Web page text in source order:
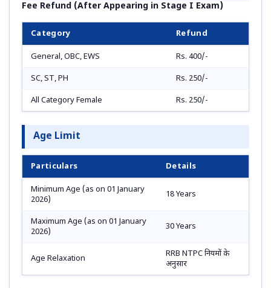
Fee Refund (After Appearing in Stage I Exam)
Category Refund
General, OBC, EWS Rs. 400/-
SC, ST, PH Rs. 250/-
All Category Female Rs. 250/-
Age Limit
Particulars Details
Minimum Age (as on 01 January
2026)
18 Years
Maximum Age (as on 01 January
2026)
30 Years
Age Relaxation
RRB NTPC नियमों के
अनुसार